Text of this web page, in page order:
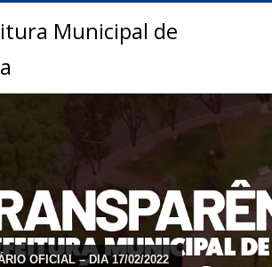
OFICIAL – DIA 17/02/2022